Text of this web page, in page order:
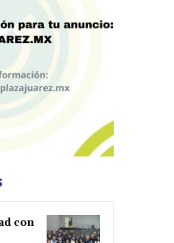
con